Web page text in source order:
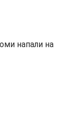
напали на